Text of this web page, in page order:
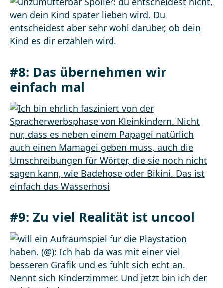
#8: Das übernehmen wir
einfach mal
#9: Zu viel Realität ist uncool